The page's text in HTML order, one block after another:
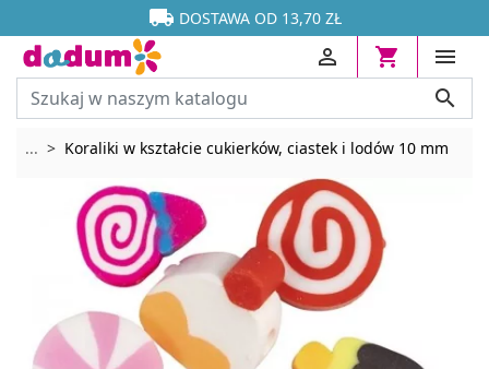

 DOSTAWA OD 13,70 ZŁ






... Rozwiń breadcrumbs
Koraliki w kształcie cukierków, ciastek i lodów 10 mm